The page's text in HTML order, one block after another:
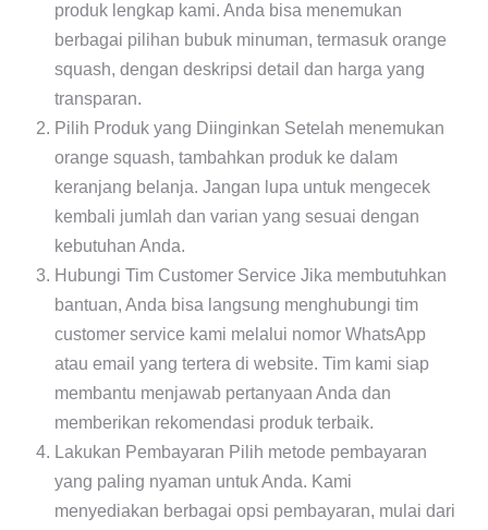
produk lengkap kami. Anda bisa menemukan
berbagai pilihan bubuk minuman, termasuk orange
squash, dengan deskripsi detail dan harga yang
transparan.
Pilih Produk yang Diinginkan Setelah menemukan
orange squash, tambahkan produk ke dalam
keranjang belanja. Jangan lupa untuk mengecek
kembali jumlah dan varian yang sesuai dengan
kebutuhan Anda.
Hubungi Tim Customer Service Jika membutuhkan
bantuan, Anda bisa langsung menghubungi tim
customer service kami melalui nomor WhatsApp
atau email yang tertera di website. Tim kami siap
membantu menjawab pertanyaan Anda dan
memberikan rekomendasi produk terbaik.
Lakukan Pembayaran Pilih metode pembayaran
yang paling nyaman untuk Anda. Kami
menyediakan berbagai opsi pembayaran, mulai dari